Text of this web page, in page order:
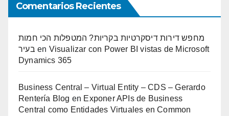
Comentarios Recientes
מחפש דירות דיסקרטיות בקריות? המטפלות הכי חמות
בעיר en Visualizar con Power BI vistas de Microsoft
Dynamics 365
Business Central – Virtual Entity – CDS – Gerardo
Rentería Blog en Exponer APIs de Business
Central como Entidades Virtuales en Common